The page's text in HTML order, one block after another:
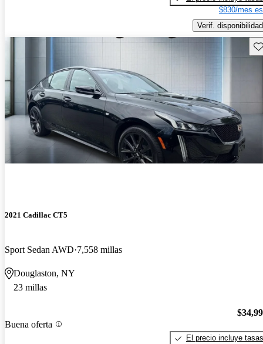
$830/mes
Verif. disponibilidad
2021 Cadillac CT5
Sport Sedan AWD 7,558 millas
Douglaston, NY
23 millas
Buena oferta
El precio incluye tasas